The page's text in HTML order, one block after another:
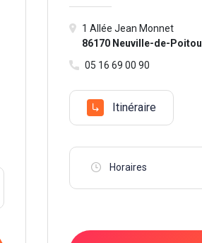
1 Allée Jean Monnet
86170 Neuville-de-Poitou
05 16 69 00 90
Itinéraire
Horaires